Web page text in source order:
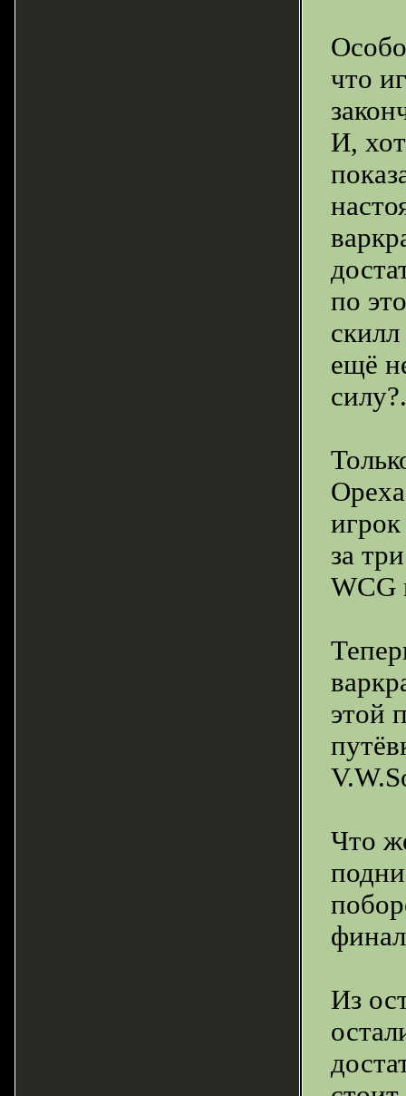
что
И,
по
ещё
за
WCG
этой
Что
Из